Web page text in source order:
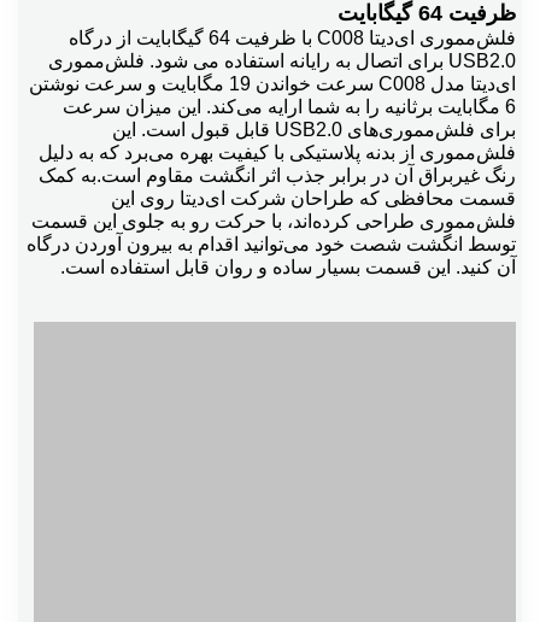
ظرفیت 64 گیگابایت
فلش‌مموری ای‌دیتا C008 با ظرفیت 64 گیگابایت از درگاه
USB2.0 برای اتصال به رایانه استفاده می شود. فلش‌مموری
ای‌دیتا مدل C008 سرعت خواندن 19 مگابایت و سرعت نوشتن
6 مگابایت برثانیه را به شما ارایه می‌کند. این میزان سرعت
برای فلش‌مموری‌های USB2.0 قابل قبول است. این
فلش‌مموری از بدنه پلاستیکی با کیفیت بهره می‌برد که به دلیل
رنگ غیربراق آن در برابر جذب اثر انگشت مقاوم است.به کمک
قسمت محافظی که طراحان شرکت ای‌دیتا روی این
فلش‌مموری طراحی کرده‌اند، با حرکت رو به جلوی این قسمت
توسط انگشت شصت خود می‌توانید اقدام به بیرون آوردن درگاه
آن کنید. این قسمت بسیار ساده و روان قابل استفاده است.